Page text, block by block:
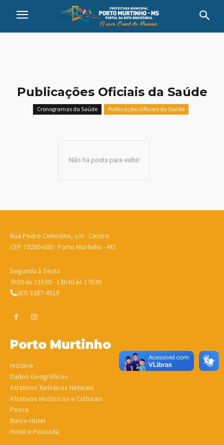
Publicações Oficiais da Saúde
Cronogramas da Saúde Publicações Oficiais da Saúde
Não há posts para exibir
Rua Pedro Celestino, s/n · Centro
CEP 79280-000 · Porto Murtinho - MS
Segunda à Sexta
7h30 às 11h30 - 13h30 às 17h30
(67) 3287-4518
Porto Murtinho
História
Dados Geográficos
Atrativos Turísticos Naturais
Atrativos Históricos e Culturais
Pesca
Barco-Hotel
Hotel e Pousada